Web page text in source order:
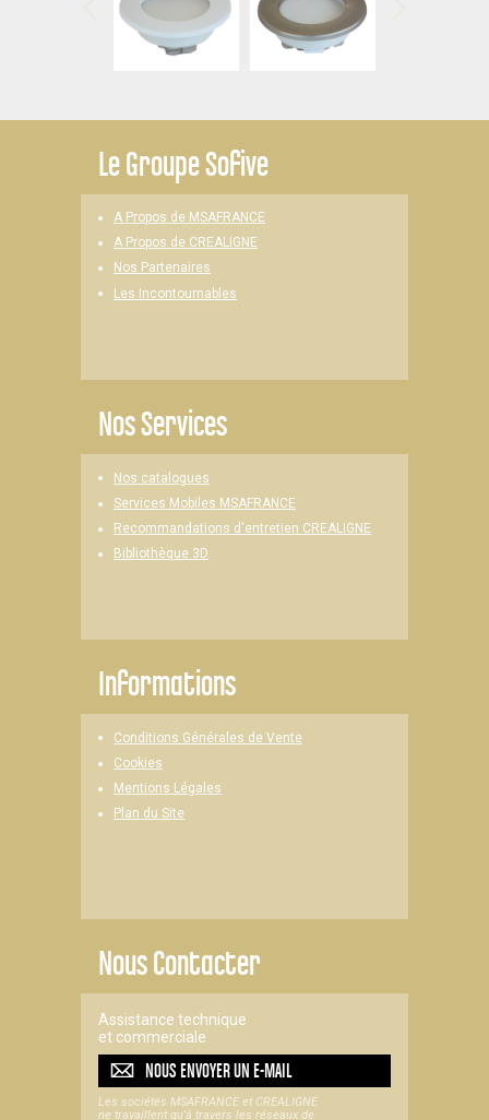
LeGroupe Sofive
A Propos de MSAFRANCE
A Propos de CREALIGNE
Nos Partenaires
Les Incontournables
Nos Services
Nos catalogues
Services Mobiles MSAFRANCE
Recommandations d'entretien CREALIGNE
Bibliothèque 3D
Informations
Conditions Générales de Vente
Cookies
Mentions Légales
Plan du Site
Nous Contacter
Assistance technique
et commerciale
NOUS ENVOYER UNE-MAIL
Les sociétés MSAFRANCE et CREALIGNE
ne travaillent qu'à travers les réseaux de